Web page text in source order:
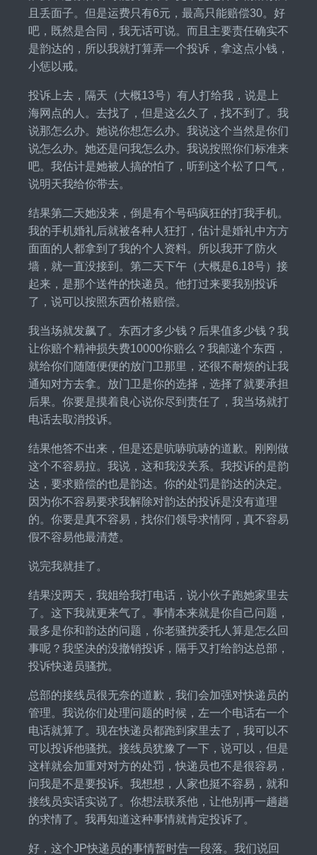
且丢面子。但是运费只有6元，最高只能赔偿30。好
吧，既然是合同，我无话可说。而且主要责任确实不
是韵达的，所以我就打算弄一个投诉，拿这点小钱，
小惩以戒。
投诉上去，隔天（大概13号）有人打给我，说是上
海网点的人。去找了，但是这么久了，找不到了。我
说那怎么办。她说你想怎么办。我说这个当然是你们
说怎么办。她还是问我怎么办。我说按照你们标准来
吧。我估计是她被人搞的怕了，听到这个松了口气，
说明天我给你带去。
结果第二天她没来，倒是有个号码疯狂的打我手机。
我的手机婚礼后就被各种人狂打，估计是婚礼中方方
面面的人都拿到了我的个人资料。所以我开了防火
墙，就一直没接到。第二天下午（大概是6.18号）接
起来，是那个送件的快递员。他打过来要我别投诉
了，说可以按照东西价格赔偿。
我当场就发飙了。东西才多少钱？后果值多少钱？我
让你赔个精神损失费10000你赔么？我邮递个东西，
就给你们随随便便的放门卫那里，还很不耐烦的让我
通知对方去拿。放门卫是你的选择，选择了就要承担
后果。你要是摸着良心说你尽到责任了，我当场就打
电话去取消投诉。
结果他答不出来，但是还是吭哧吭哧的道歉。刚刚做
这个不容易拉。我说，这和我没关系。我投诉的是韵
达，要求赔偿的也是韵达。你的处罚是韵达的决定。
因为你不容易要求我解除对韵达的投诉是没有道理
的。你要是真不容易，找你们领导求情阿，真不容易
假不容易他最清楚。
说完我就挂了。
结果没两天，我姐给我打电话，说小伙子跑她家里去
了。这下我就更来气了。事情本来就是你自己问题，
最多是你和韵达的问题，你老骚扰委托人算是怎么回
事呢？我坚决的没撤销投诉，隔手又打给韵达总部，
投诉快递员骚扰。
总部的接线员很无奈的道歉，我们会加强对快递员的
管理。我说你们处理问题的时候，左一个电话右一个
电话就算了。现在快递员都跑到家里去了，我可以不
可以投诉他骚扰。接线员犹豫了一下，说可以，但是
这样就会加重对对方的处罚，快递员也不是很容易，
问我是不是要投诉。我想想，人家也挺不容易，就和
接线员实话实说了。你想法联系他，让他别再一趟趟
的求情了。我再知道这种事情就肯定投诉了。
好，这个JP快递员的事情暂时告一段落。我们说回